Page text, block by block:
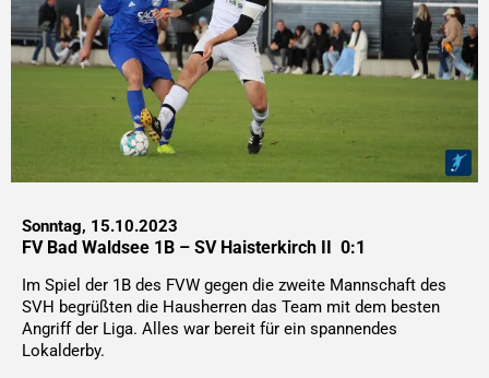
Sonntag, 15.10.2023
FV Bad Waldsee 1B – SV Haisterkirch II 0:1
Im Spiel der 1B des FVW gegen die zweite Mannschaft des
SVH begrüßten die Hausherren das Team mit dem besten
Angriff der Liga. Alles war bereit für ein spannendes
Lokalderby.